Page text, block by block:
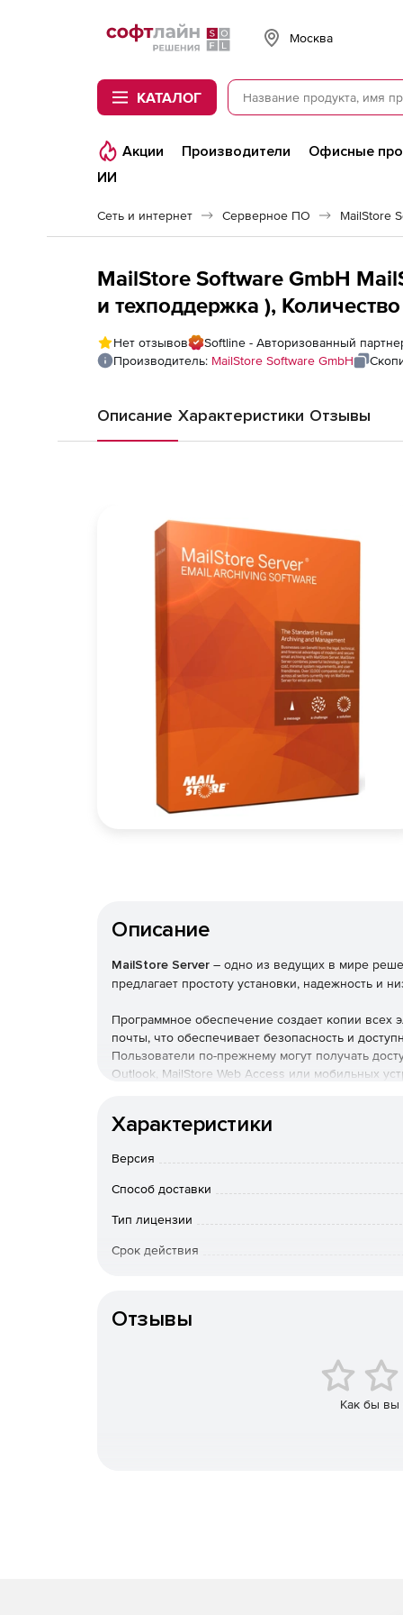
Softline
Москва
КАТАЛОГ
Акции Производители Офисные
ИИ
Сеть и интернет Серверное ПО MailStore
MailStore Software GmbH
и техподдержка ),
Нет отзывов
Softline - Авторизованный
Производитель: MailStore Software GmbH
Описание Характеристики Отзывы
Описание
MailStore Server – одно из ведущих в мире
предлагает простоту установки, надежность и
Программное обеспечение создает копии всех
почты, что обеспечивает безопасность и
Пользователи по-прежнему могут получать
Outlook, MailStore Web Access или мобильных
Преимущества для компании
Помощь в соблюдении нормативных
Быстрый полнотекстовый поиск писем и
Снижение нагрузки на почтовые серверы.
Экономия до 70% места для хранения.
Упрощенное резервное копирование и
Характеристики
Версия
Способ доставки
Тип лицензии
Срок действия
Отзывы
Как бы вы